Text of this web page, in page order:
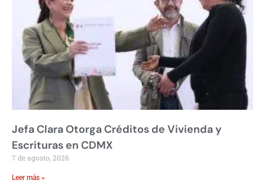
Jefa Clara Otorga Créditos de Vivienda y
Escrituras en CDMX
7 de agosto, 2026
Leer más »